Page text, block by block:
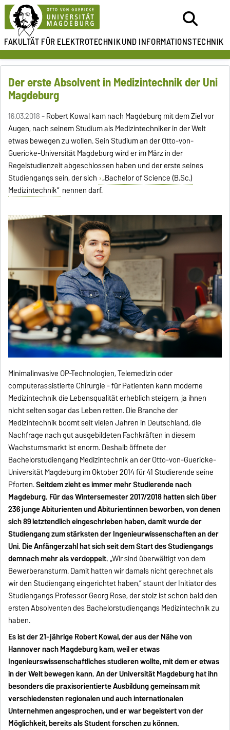
FAKULTÄT FÜR ELEKTROTECHNIKUND INFORMATIONSTECHNIK
Der erste Absolvent in Medizintechnik der Uni
Magdeburg
16.03.2018 -Robert Kowal kam nach Magdeburg mit dem Ziel vor
Augen, nach seinem Studium als Medizintechniker in der Welt
etwas bewegen zu wollen. Sein Studium an der Otto-von-
Guericke-Universität Magdeburg wird er im März in der
Regelstudienzeit abgeschlossen haben und der erste seines
Studiengangs sein, der sich „Bachelor of Science (B.Sc.)
Medizintechnik“ nennen darf.
Minimalinvasive OP-Technologien, Telemedizin oder
computerassistierte Chirurgie - für Patienten kann moderne
Medizintechnik die Lebensqualität erheblich steigern, ja ihnen
nicht selten sogar das Leben retten. Die Branche der
Medizintechnik boomt seit vielen Jahren in Deutschland, die
Nachfrage nach gut ausgebildeten Fachkräften in diesem
Wachstumsmarkt ist enorm. Deshalb öffnete der
Bachelorstudiengang Medizintechnik an der Otto-von-Guericke-
Universität Magdeburg im Oktober 2014 für 41 Studierende seine
Pforten.Seitdem zieht es immer mehr Studierende nach
Magdeburg. Für das Wintersemester 2017/2018 hatten sich über
236 junge Abiturienten und Abiturientinnen beworben, von denen
sich 89 letztendlich eingeschrieben haben, damit wurde der
Studiengang zum stärksten der Ingenieurwissenschaften an der
Uni. Die Anfängerzahl hat sich seit dem Start des Studiengangs
demnach mehr als verdoppelt.„Wir sind überwältigt von dem
Bewerberansturm. Damit hatten wir damals nicht gerechnet als
wir den Studiengang eingerichtet haben,“ staunt der Initiator des
Studiengangs Professor Georg Rose, der stolz ist schon bald den
ersten Absolventen des Bachelorstudiengangs Medizintechnik zu
haben.
Es ist der 21-jährige Robert Kowal, der aus der Nähe von
Hannover nach Magdeburg kam, weil er etwas
Ingenieurswissenschaftliches studieren wollte, mit dem er etwas
in der Welt bewegen kann. An der Universität Magdeburg hat ihn
besonders die praxisorientierte Ausbildung gemeinsam mit
verschiedensten regionalen und auch internationalen
Unternehmen angesprochen, und er war begeistert von der
Möglichkeit, bereits als Student forschen zu können.